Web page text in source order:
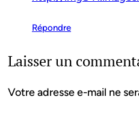
Répondre
Laisser un
Votre adresse e-mail ne